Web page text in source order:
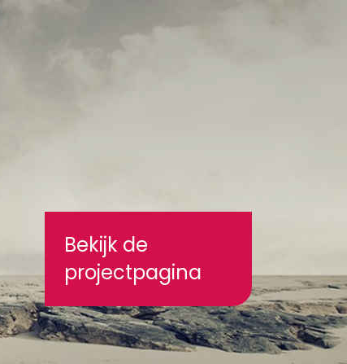
Bekijk de
projectpagina